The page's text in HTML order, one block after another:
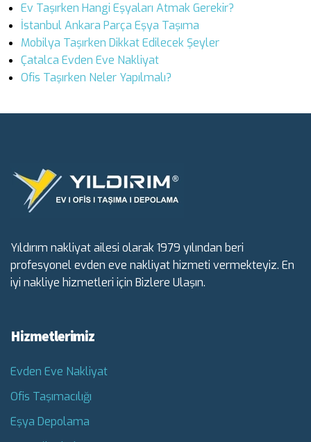
Ev Taşırken Hangi Eşyaları Atmak Gerekir?
İstanbul Ankara Parça Eşya Taşıma
Mobilya Taşırken Dikkat Edilecek Şeyler
Çatalca Evden Eve Nakliyat
Ofis Taşırken Neler Yapılmalı?
Yıldırım nakliyat ailesi olarak 1979 yılından beri
profesyonel evden eve nakliyat hizmeti vermekteyiz. En
iyi nakliye hizmetleri için Bizlere Ulaşın.
Hizmetlerimiz
Evden Eve Nakliyat
Ofis Taşımacılığı
Eşya Depolama